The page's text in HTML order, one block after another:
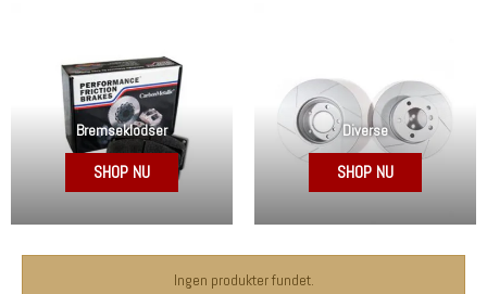
Bremseklodser
SHOP NU
Diverse
SHOP NU
Ingen produkter fundet.